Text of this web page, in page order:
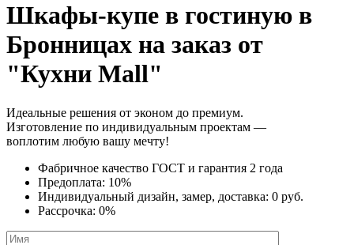
Шкафы-купе в гостиную в
Бронницах на заказ от
"Кухни Mall"
Идеальные решения от эконом до премиум.
Изготовление по индивидуальным проектам —
воплотим любую вашу мечту!
Фабричное качество ГОСТ и гарантия 2 года
Предоплата: 10%
Индивидуальный дизайн, замер, доставка: 0 руб.
Рассрочка: 0%